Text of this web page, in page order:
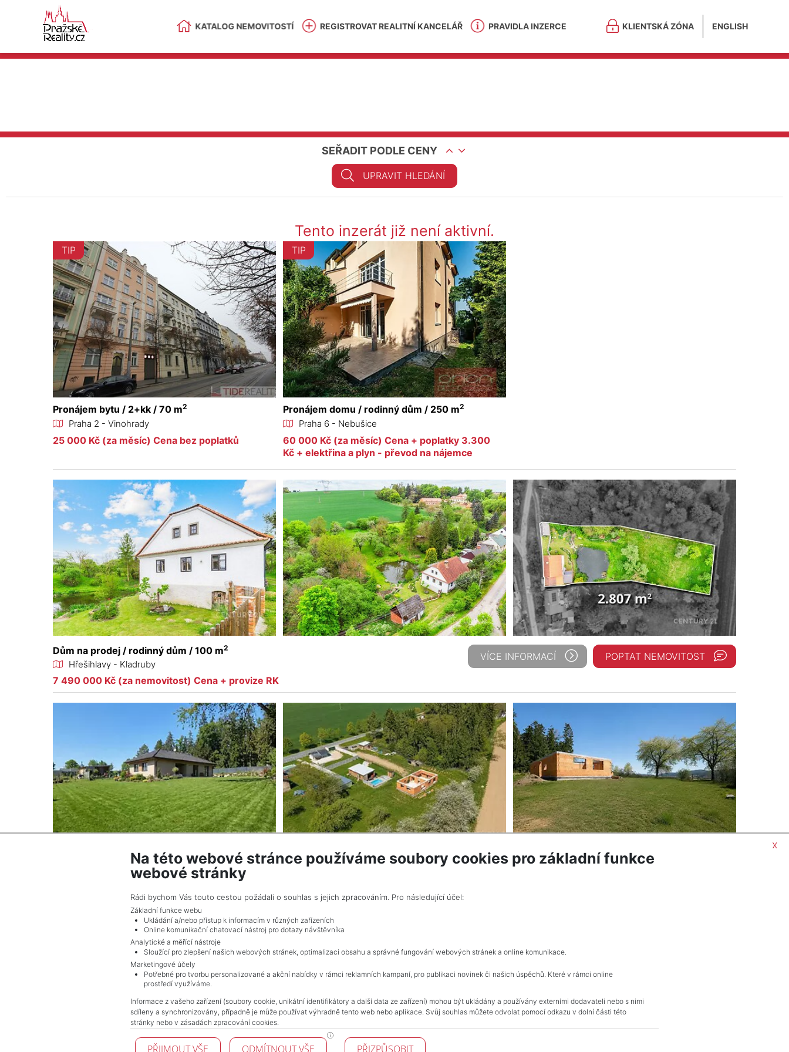
KATALOG NEMOVITOSTÍ REGISTROVAT REALITNÍ KANCELÁŘ PRAVIDLA INZERCE KLIENTSKÁ ZÓNA ENGLISH
SEŘADIT PODLE CENY
UPRAVIT HLEDÁNÍ
Tento inzerát již není aktivní.
TIP
Pronájem bytu / 2+kk / 70 m2
Praha 2 - Vinohrady
25 000 Kč (za měsíc) Cena bez poplatků
TIP
Pronájem domu / rodinný dům / 250 m2
Praha 6 - Nebušice
60 000 Kč (za měsíc) Cena + poplatky 3.300
Kč + elektřina a plyn - převod na nájemce
Dům na prodej / rodinný dům / 100 m2
Hřešihlavy - Kladruby
7 490 000 Kč (za nemovitost) Cena + provize RK
VÍCE INFORMACÍ POPTAT NEMOVITOST
Dům na prodej / rodinný dům / 140 m2
7 340 000 Kč (za nemovitost) Cena + provize RK
NAVIGACE
Obchodní podmínky
Ochrana osobních údajů
Realitní kanceláře
KONTAKT
Pražské reality
Budějovická 778/3
x
Na této webové stránce používáme soubory cookies pro základní funkce
webové stránky
Rádi bychom Vás touto cestou požádali o souhlas s jejich zpracováním. Pro následující účel:
Základní funkce webu
Ukládání a/nebo přístup k informacím v různých zařízeních
Online komunikační chatovací nástroj pro dotazy návštěvníka
Analytické a měřící nástroje
Sloužící pro zlepšení našich webových stránek, optimalizaci obsahu a správné fungování webových stránek a online komunikace.
Marketingové účely
Potřebné pro tvorbu personalizované a akční nabídky v rámci reklamních kampaní, pro publikaci novinek či našich úspěchů. Které v rámci online
prostředí využíváme.
Informace z vašeho zařízení (soubory cookie, unikátní identifikátory a další data ze zařízení) mohou být ukládány a používány externími dodavateli nebo s nimi
sdíleny a synchronizovány, případně je může používat výhradně tento web nebo aplikace. Svůj souhlas můžete odvolat pomocí odkazu v dolní části této
stránky nebo v zásadách zpracování cookies.
PŘIJMOUT VŠE ODMÍTNOUT VŠE PŘIZPŮSOBIT